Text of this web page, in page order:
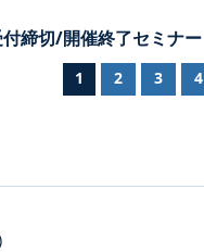
付締切/開催終了セミナー
1 2 3 4